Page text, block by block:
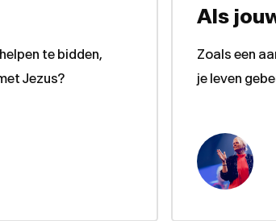
te bidden,
Jezus?
Als
Zoals een
je leven